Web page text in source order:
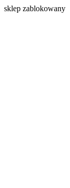
sklep zablokowany